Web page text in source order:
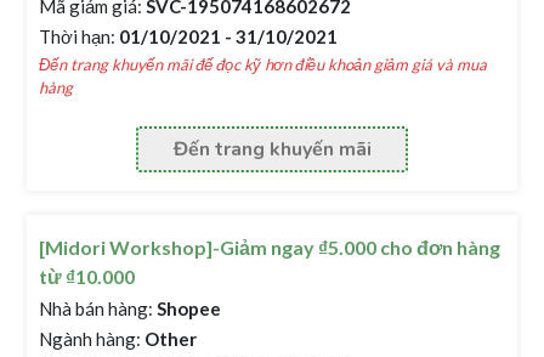
Mã giảm giá: SVC-195074168602672
Thời hạn: 01/10/2021 - 31/10/2021
Đến trang khuyến mãi để đọc kỹ hơn điều khoản giảm giá và mua
hàng
Đến trang khuyến mãi
[Midori Workshop]-Giảm ngay ₫5.000 cho đơn hàng
từ ₫10.000
Nhà bán hàng: Shopee
Ngành hàng: Other